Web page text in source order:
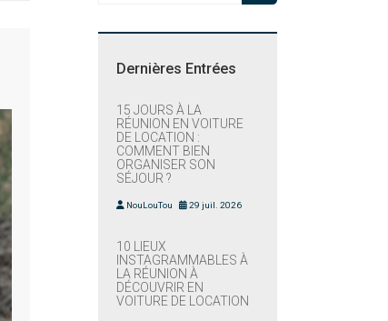
Dernières Entrées
15 JOURS À LA
RÉUNION EN VOITURE
DE LOCATION :
COMMENT BIEN
ORGANISER SON
SÉJOUR ?
NouLouTou 29 juil. 2026
10 LIEUX
INSTAGRAMMABLES À
LA RÉUNION À
DÉCOUVRIR EN
VOITURE DE LOCATION